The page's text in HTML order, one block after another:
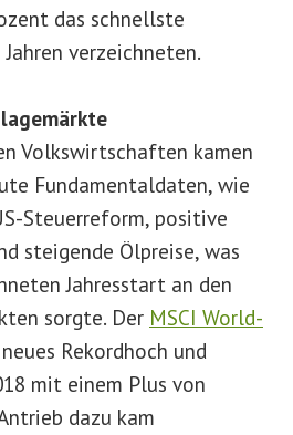
das schnellste
verzeichneten.
Volkswirtschaften kamen
Fundamentaldaten, wie
Steuerreform, positive
steigende Ölpreise, was
Jahresstart an den
sorgte. Der MSCI World-
Rekordhoch und
mit einem Plus von
dazu kam